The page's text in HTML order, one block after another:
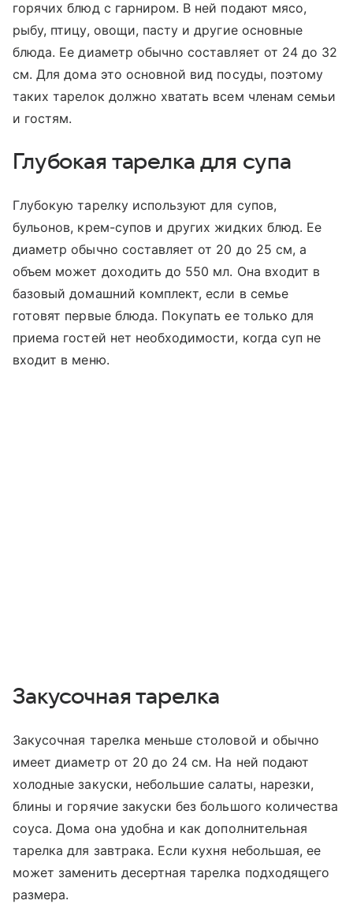
горячих блюд с гарниром. В ней подают мясо,
рыбу, птицу, овощи, пасту и другие основные
блюда. Ее диаметр обычно составляет от 24 до 32
см. Для дома это основной вид посуды, поэтому
таких тарелок должно хватать всем членам семьи
и гостям.
Глубокая тарелка для супа
Глубокую тарелку используют для супов,
бульонов, крем-супов и других жидких блюд. Ее
диаметр обычно составляет от 20 до 25 см, а
объем может доходить до 550 мл. Она входит в
базовый домашний комплект, если в семье
готовят первые блюда. Покупать ее только для
приема гостей нет необходимости, когда суп не
входит в меню.
Закусочная тарелка
Закусочная тарелка меньше столовой и обычно
имеет диаметр от 20 до 24 см. На ней подают
холодные закуски, небольшие салаты, нарезки,
блины и горячие закуски без большого количества
соуса. Дома она удобна и как дополнительная
тарелка для завтрака. Если кухня небольшая, ее
может заменить десертная тарелка подходящего
размера.